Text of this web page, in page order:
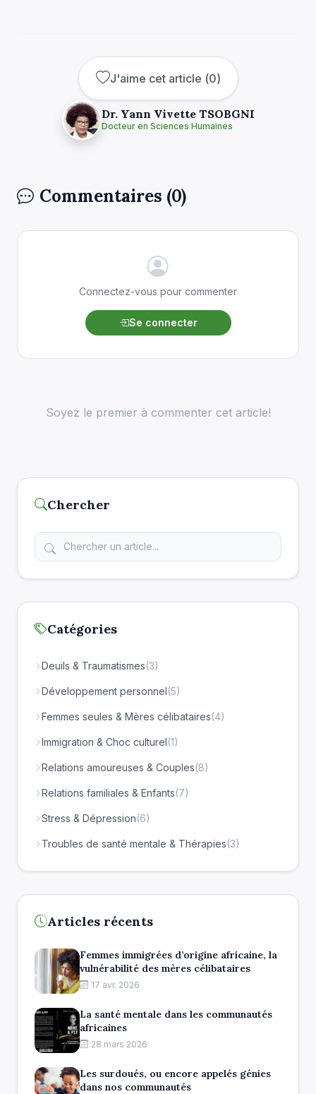
J'aime cet article (0)
Dr. Yann Vivette TSOBGNI
Docteur en Sciences Humaines
Commentaires (0)
Connectez-vous pour commenter
Se connecter
Soyez le premier à commenter cet article!
Chercher
Catégories
Deuils & Traumatismes(3)
Développement personnel(5)
Femmes seules & Mères célibataires(4)
Immigration & Choc culturel(1)
Relations amoureuses & Couples(8)
Relations familiales & Enfants(7)
Stress & Dépression(6)
Troubles de santé mentale & Thérapies(3)
Articles récents
Femmes immigrées d’origine africaine, la
vulnérabilité des mères célibataires
17 avr. 2026
La santé mentale dans les communautés
africaines
28 mars 2026
Les surdoués, ou encore appelés génies
dans nos communautés